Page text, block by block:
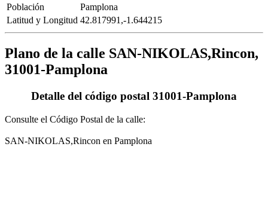
Población
Pamplona
Latitud y Longitud 42.817991,-1.644215
Plano de la calle SAN-NIKOLAS,Rincon,
31001-Pamplona
Detalle del código postal 31001-Pamplona
Consulte el Código Postal de la calle:
SAN-NIKOLAS,Rincon en Pamplona